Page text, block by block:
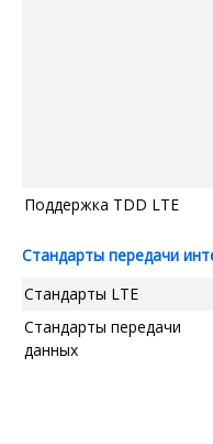
Поддержка TDD LTE
Стандарты передачи
Стандарты LTE
Стандарты передачи
данных